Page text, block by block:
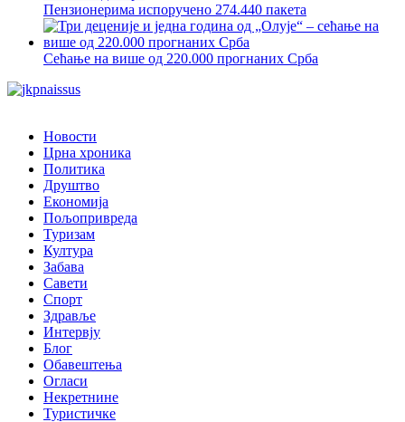
Пензионерима испоручено 274.440 пакета
Сећање на више од 220.000 прогнаних Срба
Новости
Црна хроника
Политика
Друштво
Економија
Пољопривреда
Туризам
Култура
Забава
Савети
Спорт
Здравље
Интервју
Блог
Обавештења
Огласи
Некретнине
Туристичке